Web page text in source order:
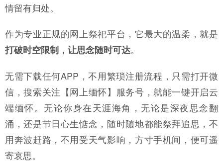
情留有归处。
作为专业正规的网上祭祀平台，它最大的温柔，就是
打破时空限制，让思念随时可达。
无需下载任何APP，不用繁琐注册流程，只需打开微
信，搜索关注【网上缅怀】服务号，就能一键开启云
端缅怀。无论你身在天涯海角，无论是深夜思念翻
涌，还是节日心生惦念，随时随地都能祭拜追思，不
用奔波赶路，不用受天气影响，方寸手机间，便可遥
寄哀思。